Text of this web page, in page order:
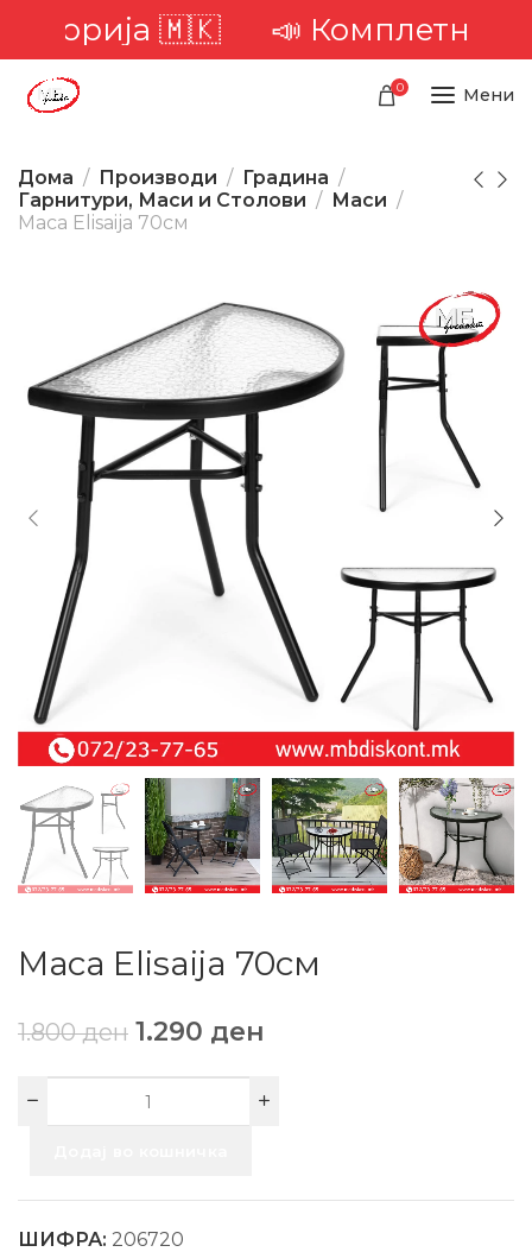
🇲🇰📣 Комплетна
0 Мени
Дома Производи
Градина
Гарнитури, Маси и Столови
Маси
Маса Elisaija 70см
Маса Elisaija 70см
1.800ден 1.290 ден
ШИФРА: 206720